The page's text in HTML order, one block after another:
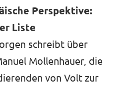
Perspektive:
Liste
schreibt über
Mollenhauer, die
von Volt zur